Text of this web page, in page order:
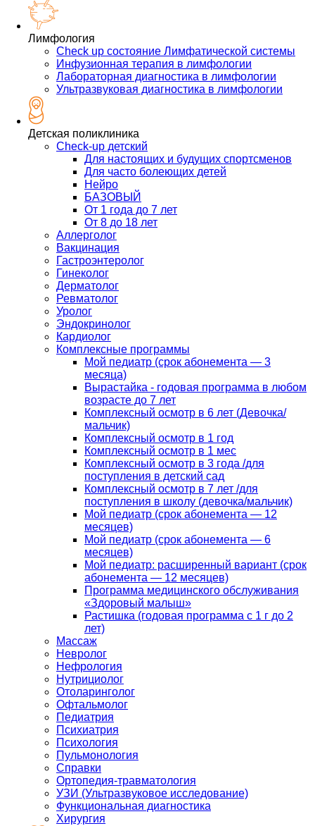
Лимфология
Check up состояние Лимфатической системы
Инфузионная терапия в лимфологии
Лабораторная диагностика в лимфологии
Ультразвуковая диагностика в лимфологии
Детская поликлиника
Check-up детский
Для настоящих и будущих спортсменов
Для часто болеющих детей
Нейро
БАЗОВЫЙ
От 1 года до 7 лет
От 8 до 18 лет
Аллерголог
Вакцинация
Гастроэнтеролог
Гинеколог
Дерматолог
Ревматолог
Уролог
Эндокринолог
Кардиолог
Комплексные программы
Мой педиатр (срок абонемента — 3
месяца)
Вырастайка - годовая программа в любом
возрасте до 7 лет
Комплексный осмотр в 6 лет (Девочка/
мальчик)
Комплексный осмотр в 1 год
Комплексный осмотр в 1 мес
Комплексный осмотр в 3 года /для
поступления в детский сад
Комплексный осмотр в 7 лет /для
поступления в школу (девочка/мальчик)
Мой педиатр (срок абонемента — 12
месяцев)
Мой педиатр (срок абонемента — 6
месяцев)
Мой педиатр: расширенный вариант (срок
абонемента — 12 месяцев)
Программа медицинского обслуживания
«Здоровый малыш»
Растишка (годовая программа с 1 г до 2
лет)
Массаж
Невролог
Нефрология
Нутрициолог
Отоларинголог
Офтальмолог
Педиатрия
Психиатрия
Психология
Пульмонология
Справки
Ортопедия-травматология
УЗИ (Ультразвуковое исследование)
Функциональная диагностика
Хирургия